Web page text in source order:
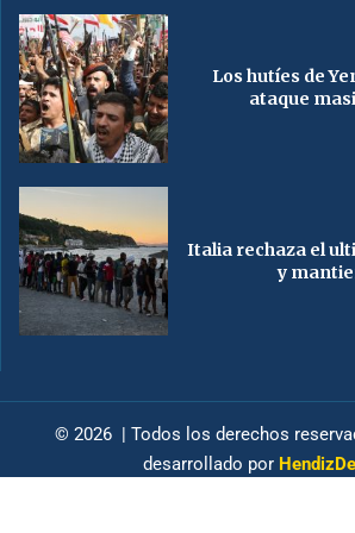
Los hutíes de
ataque
Italia rechaza el
y
© 2026 | Todos los derechos
desarrollado por